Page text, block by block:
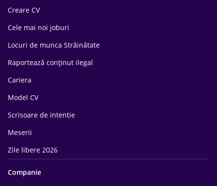
Creare CV
Cele mai noi joburi
Locuri de munca Străinătate
Raportează conținut ilegal
Cariera
Model CV
Scrisoare de intentie
Meserii
Zile libere 2026
Companie